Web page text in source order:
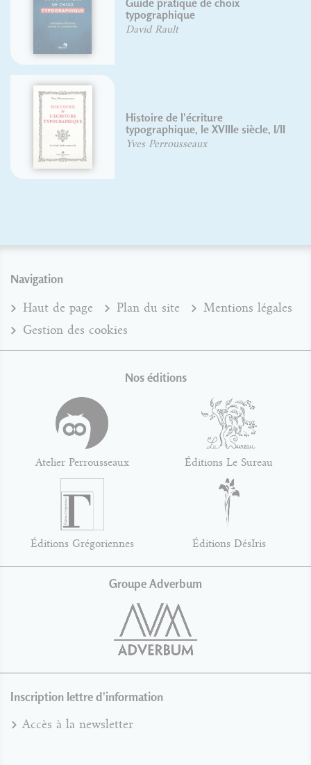
siècle, I/II
Histoire de l'écriture
Le langage des images
Pierre Duplan
Navigation
Haut de page Plan du site
Mentions légales
Gestion des cookies
Nos éditions
Atelier Perrousseaux Éditions Le Sureau
Éditions Grégoriennes Éditions DésIris
Groupe Adverbum
Inscription lettre d'information
Accès à la newsletter